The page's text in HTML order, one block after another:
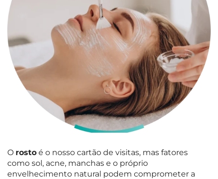
O rosto é o nosso cartão de visitas, mas fatores
como sol, acne, manchas e o próprio
envelhecimento natural podem comprometer a